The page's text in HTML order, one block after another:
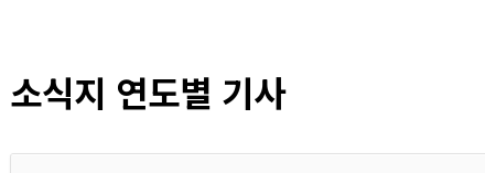
소식지 연도별 기사